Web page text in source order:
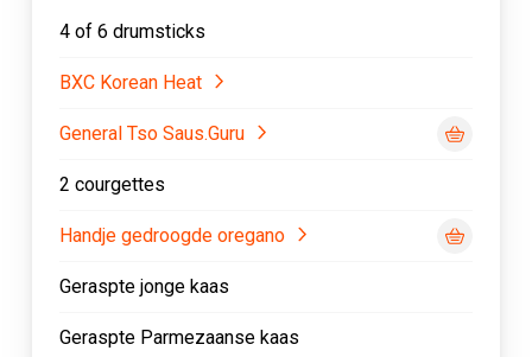
4 of 6 drumsticks
BXC Korean Heat
General Tso Saus.Guru
2 courgettes
Handje gedroogde oregano
Geraspte jonge kaas
Geraspte Parmezaanse kaas